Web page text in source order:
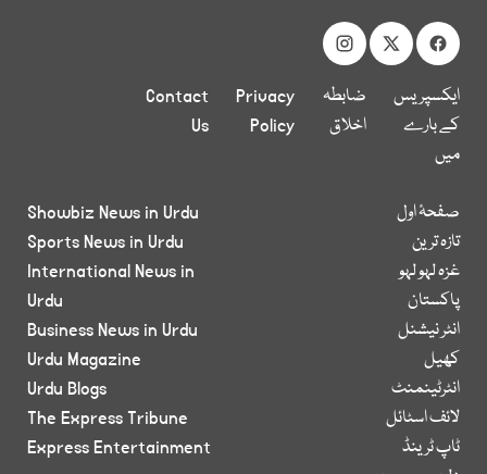
ایکسپریس
کے بارے
میں
ضابطہ
اخلاق
Privacy
Policy
Contact
Us
صفحۂ اول
تازہ ترین
غزہ لہو لہو
پاکستان
انٹر نیشنل
کھیل
انٹرٹینمنٹ
لائف اسٹائل
ٹاپ ٹرینڈ
Showbiz News in Urdu
Sports News in Urdu
International News in
Urdu
Business News in Urdu
Urdu Magazine
Urdu Blogs
The Express Tribune
Express Entertainment